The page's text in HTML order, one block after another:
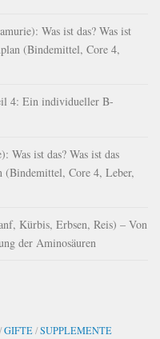
Was ist das? Was ist
(Bindemittel, Core 4,
4: Ein individueller B-
Was ist das? Was ist das
(Bindemittel, Core 4, Leber,
Kürbis, Erbsen, Reis) – Von
der Aminosäuren
/GIFTE/SUPPLEMENTE